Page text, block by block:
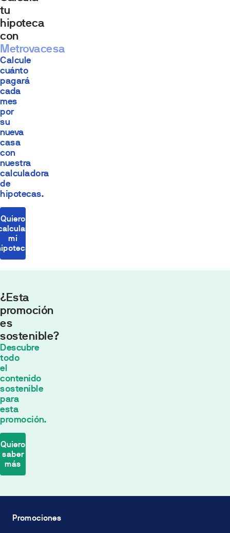
tu
hipoteca
con
Metrovacesa
Calcule
cuánto
pagará
cada
mes
por
su
nueva
casa
con
nuestra
calculadora
de
hipotecas.
Quiero
mi
Cuota
€*
2% TIN
*
El
la
en
¿Esta
promoción
es
sostenible?
Descubre
todo
el
contenido
sostenible
para
esta
promoción.
Quiero
saber
más
Biodiversidad
energética
Promociones